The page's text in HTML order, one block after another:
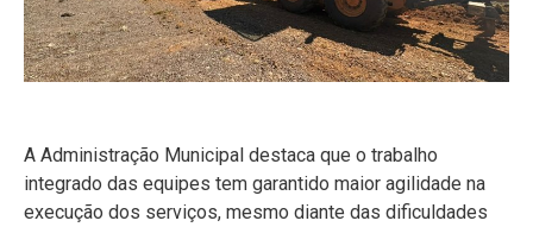
A Administração Municipal destaca que o trabalho
integrado das equipes tem garantido maior agilidade na
execução dos serviços, mesmo diante das dificuldades